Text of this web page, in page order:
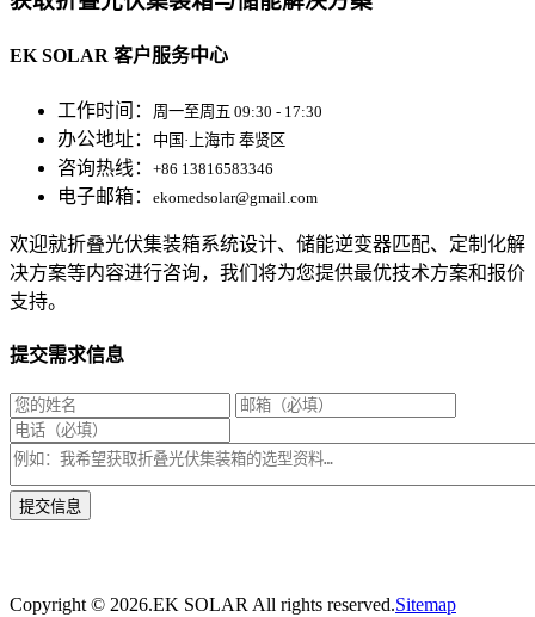
EK SOLAR 客户服务中心
工作时间： 周一至周五 09:30 - 17:30
办公地址： 中国·上海市 奉贤区
咨询热线： +86 13816583346
电子邮箱： ekomedsolar@gmail.com
欢迎就折叠光伏集装箱系统设计、储能逆变器匹配、定制化解
决方案等内容进行咨询，我们将为您提供最优技术方案和报价
支持。
提交需求信息
Copyright © 2026.EK SOLAR All rights reserved.Sitemap